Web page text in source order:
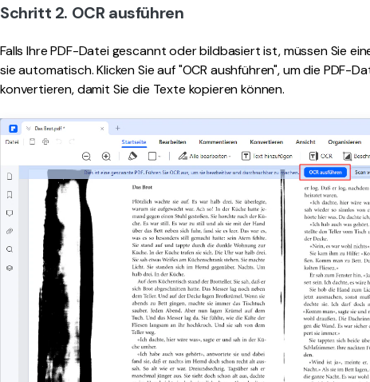
Schritt 2. OCR ausführen
Falls Ihre PDF-Datei gescannt oder bildbasiert ist, müssen Sie
sie automatisch. Klicken Sie auf "OCR aushführen", um die PDF-
konvertieren, damit Sie die Texte kopieren können.